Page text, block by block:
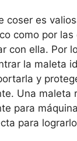
coser es
como por las
con ella. Por
la maleta
y
Una maleta
para
para